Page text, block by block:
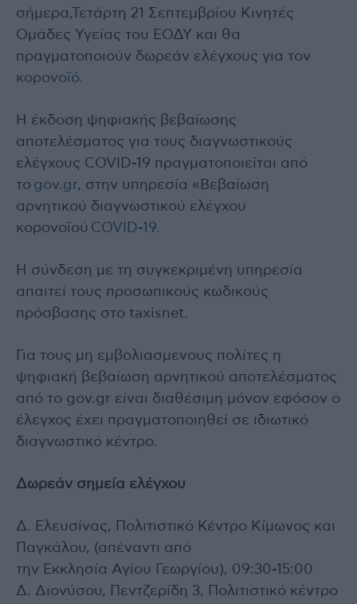
σήμερα,Τετάρτη 21 Σεπτεμβρίου Κινητές
Ομάδες Υγείας του ΕΟΔΥ και θα
πραγματοποιούν δωρεάν ελέγχους για τον
κορονοϊό.
Η έκδοση ψηφιακής βεβαίωσης
αποτελέσματος για τους διαγνωστικούς
ελέγχους COVID-19 πραγματοποιείται από
το gov.gr, στην υπηρεσία «Βεβαίωση
αρνητικού διαγνωστικού ελέγχου
κορονοϊού COVID-19.
Η σύνδεση με τη συγκεκριμένη υπηρεσία
απαιτεί τους προσωπικούς κωδικούς
πρόσβασης στο taxisnet.
Για τους μη εμβολιασμενους πολίτες η
ψηφιακή βεβαίωση αρνητικού αποτελέσματος
από το gov.gr είναι διαθέσιμη μόνον εφόσον ο
έλεγχος έχει πραγματοποιηθεί σε ιδιωτικό
διαγνωστικό κέντρο.
Δωρεάν σημεία ελέγχου
Δ. Ελευσίνας, Πολιτιστικό Κέντρο Κίμωνος και
Παγκάλου, (απέναντι από
την Εκκλησία Αγίου Γεωργίου), 09:30-15:00
Δ. Διονύσου, Πεντζερίδη 3, Πολιτιστικό κέντρο